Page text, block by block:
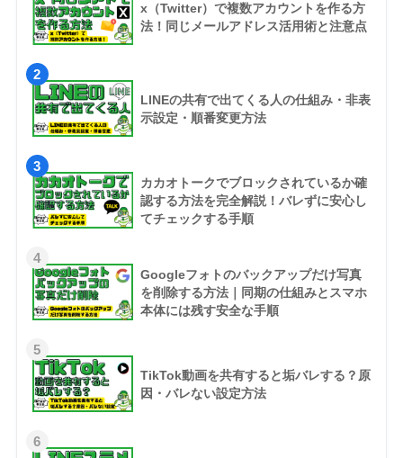
x（Twitter）で複数アカウントを作る方
法！同じメールアドレス活用術と注意点
2
LINEの共有で出てくる人の仕組み・非表
示設定・順番変更方法
3
カカオトークでブロックされているか確
認する方法を完全解説！バレずに安心し
てチェックする手順
4
Googleフォトのバックアップだけ写真
を削除する方法｜同期の仕組みとスマホ
本体には残す安全な手順
5
TikTok動画を共有すると垢バレする？原
因・バレない設定方法
6